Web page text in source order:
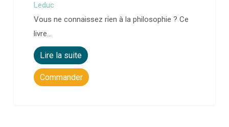
Leduc
Vous ne connaissez rien à la philosophie ? Ce
livre…
Lire la suite
Commander